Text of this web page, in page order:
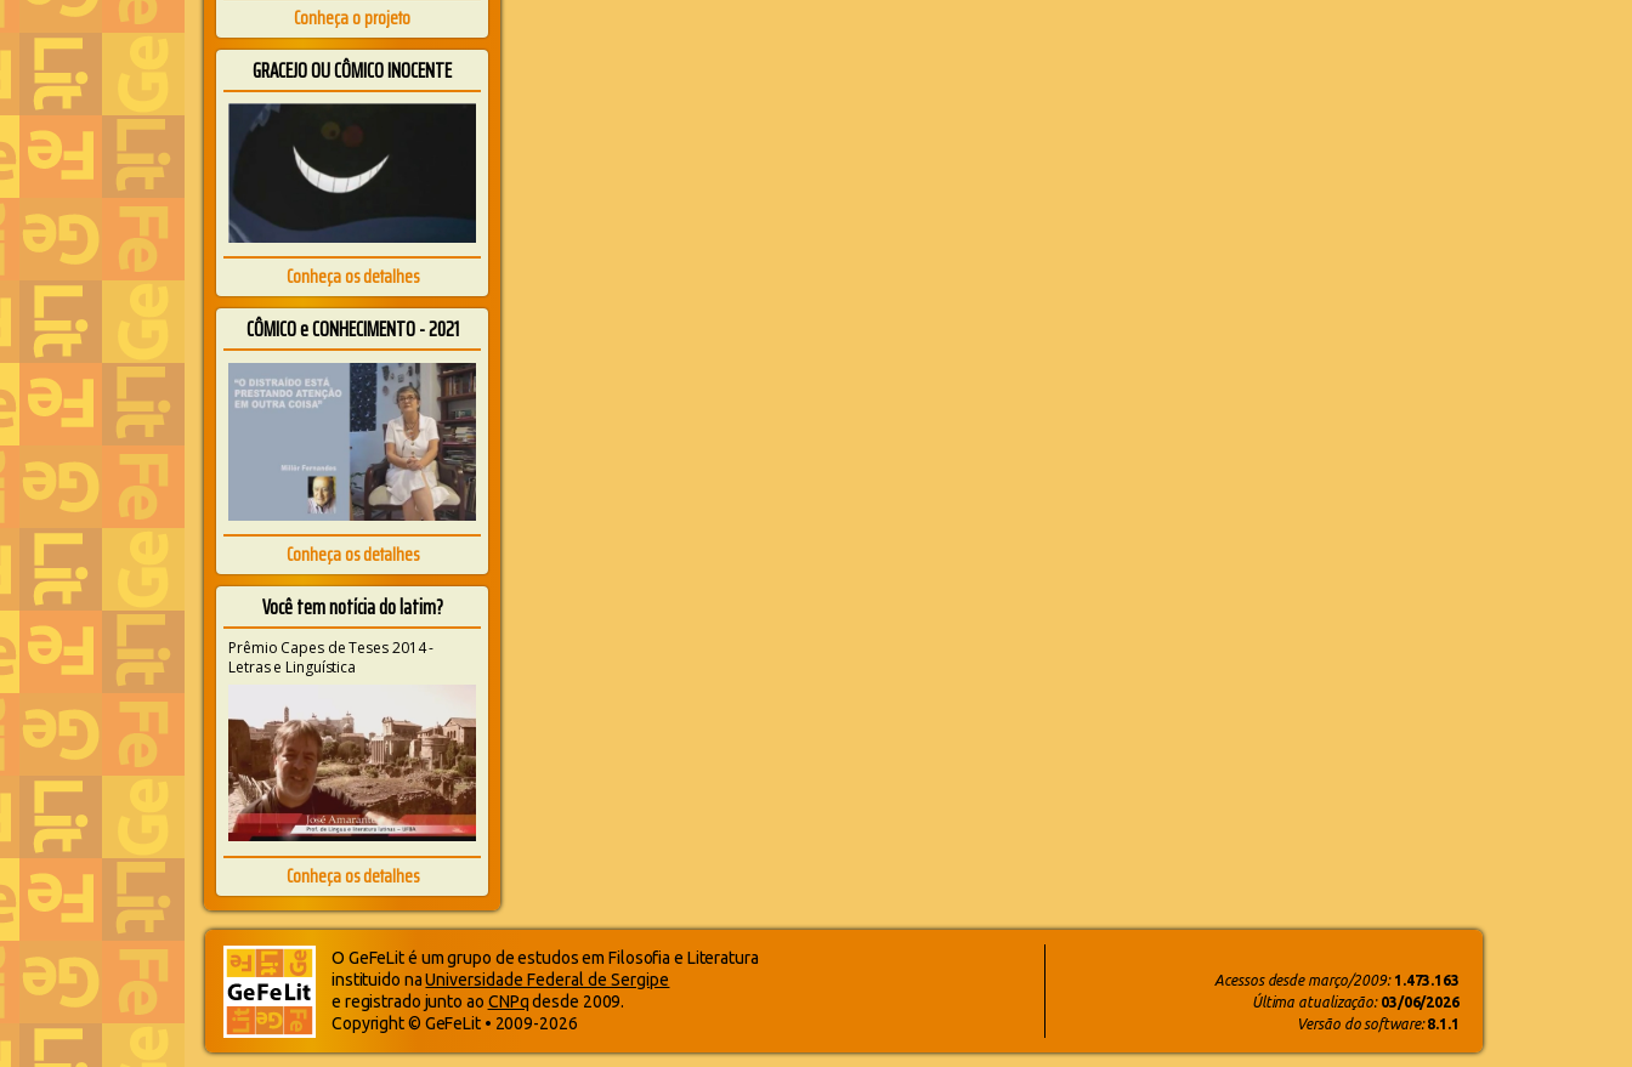
Conheça o projeto
GRACEJO OU CÔMICO INOCENTE
Conheça os detalhes
CÔMICO e CONHECIMENTO - 2021
Conheça os detalhes
Você tem notícia do latim?
Prêmio Capes de Teses 2014 -
Letras e Linguística
Conheça os detalhes
O GeFeLit é um grupo de estudos em Filosofia e Literatura
instituido naUniversidade Federal de Sergipe
e registrado junto ao CNPqdesde 2009.
Copyright © GeFeLit • 2009-2026
Acessos desde março/2009: 1.473.163
Última atualização: 03/06/2026
Versão do software: 8.1.1